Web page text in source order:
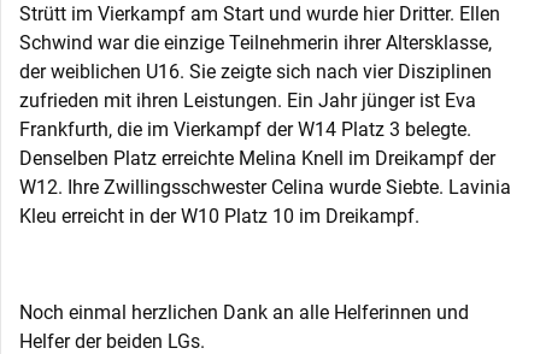
Strütt im Vierkampf am Start und wurde hier Dritter. Ellen
Schwind war die einzige Teilnehmerin ihrer Altersklasse,
der weiblichen U16. Sie zeigte sich nach vier Disziplinen
zufrieden mit ihren Leistungen. Ein Jahr jünger ist Eva
Frankfurth, die im Vierkampf der W14 Platz 3 belegte.
Denselben Platz erreichte Melina Knell im Dreikampf der
W12. Ihre Zwillingsschwester Celina wurde Siebte. Lavinia
Kleu erreicht in der W10 Platz 10 im Dreikampf.
Noch einmal herzlichen Dank an alle Helferinnen und
Helfer der beiden LGs.